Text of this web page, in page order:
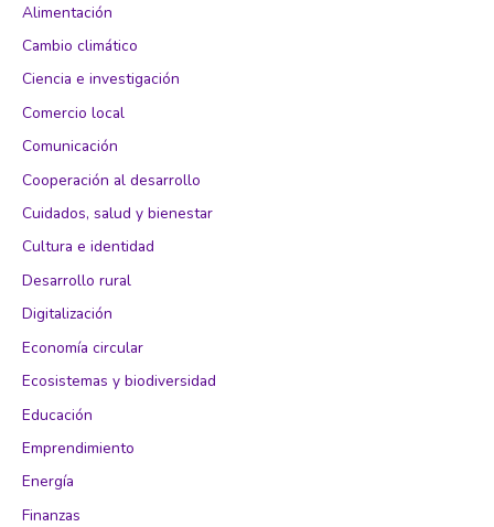
Alimentación
Cambio climático
Ciencia e investigación
Comercio local
Comunicación
Cooperación al desarrollo
Cuidados, salud y bienestar
Cultura e identidad
Desarrollo rural
Digitalización
Economía circular
Ecosistemas y biodiversidad
Educación
Emprendimiento
Energía
Finanzas